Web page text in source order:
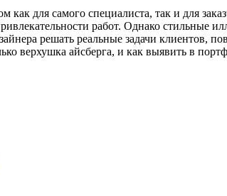
для самого специалиста, так и для
работ. Однако стильные
решать реальные задачи клиентов,
верхушка айсберга, и как выявить в